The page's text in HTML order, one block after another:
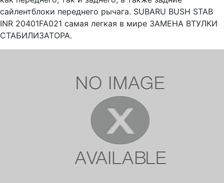
сайлентблоки переднего рычага. SUBARU BUSH STAB
INR 20401FA021 самая легкая в мире ЗАМЕНА ВТУЛКИ
СТАБИЛИЗАТОРА.